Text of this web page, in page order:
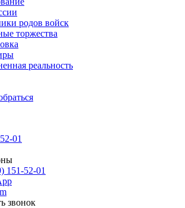
родов войск
торжества
реальность
01
151-52-01
звонок